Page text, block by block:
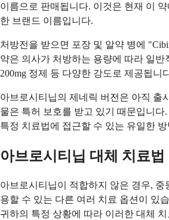
이름으로 판매됩니다. 이것은 현재 이
한 브랜드 이름입니다.
처방전을 받으면 포장 및 알약 병에
약은 의사가 처방하는 용량에 따라 일반
200mg 정제 등 다양한 강도로 제공됩니
아브로시티닙의 제네릭 버전은 아직 출
물은 특허 보호를 받고 있기 때문입니다.
특정 치료법에 접근할 수 있는 유일한
아브로시티닙 대체 치료법
아브로시티닙이 적합하지 않은 경우,
용할 수 있는 다른 여러 치료 옵션이 있
귀하의 특정 상황에 따라 이러한 대체